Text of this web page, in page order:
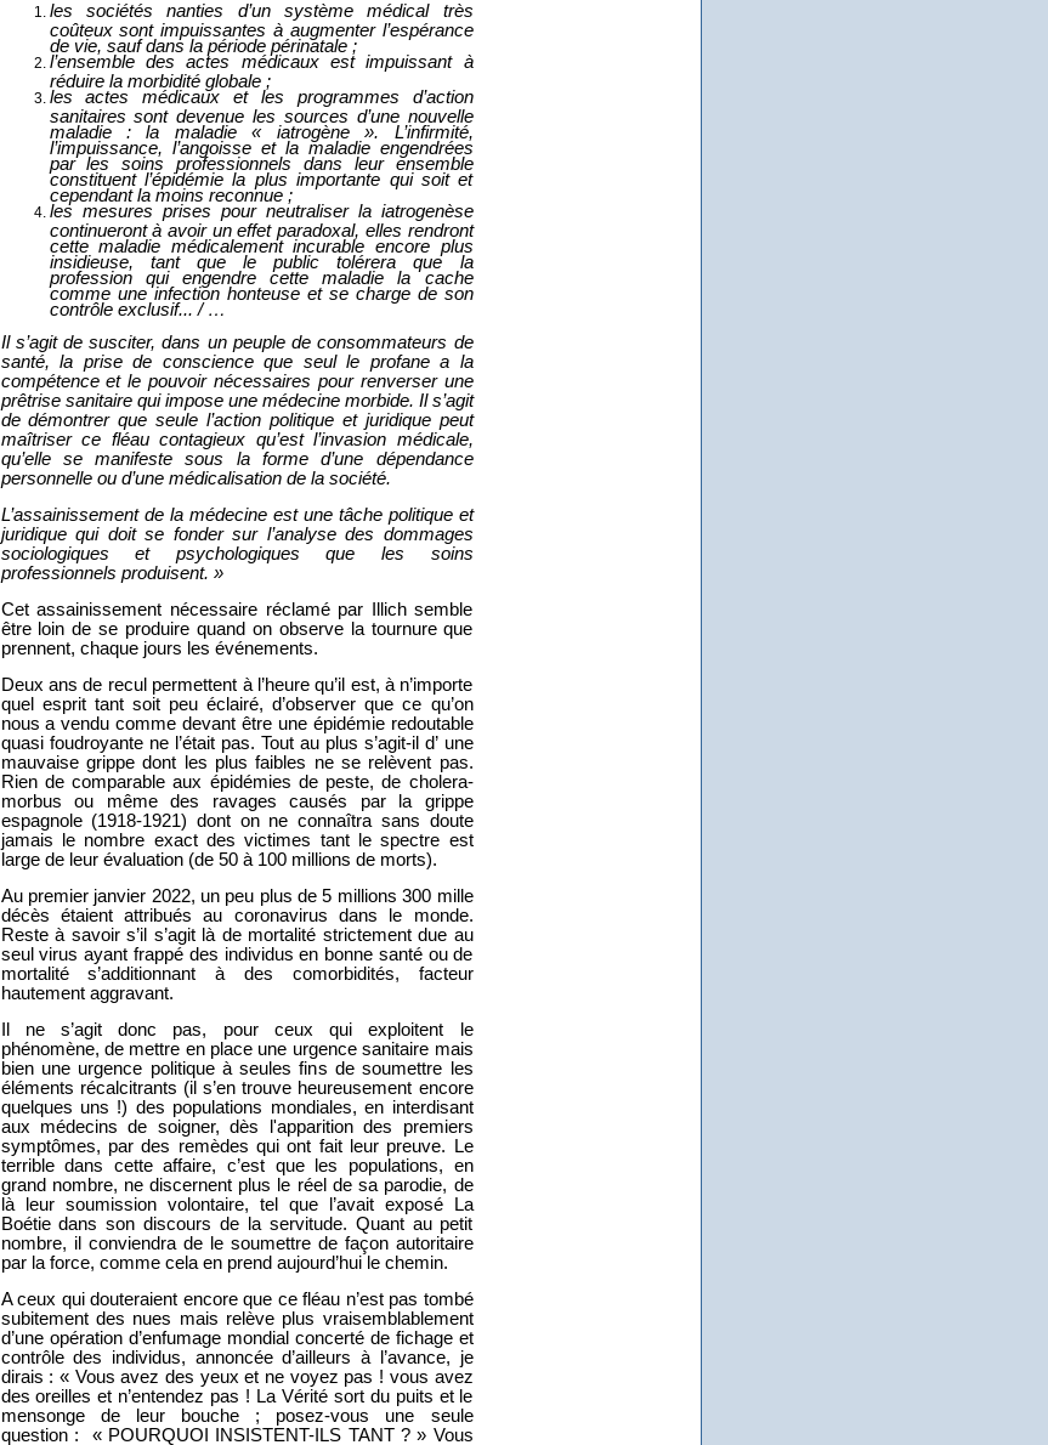
les sociétés nanties d’un système médical très
coûteux sont impuissantes à augmenter l’espérance
de vie, sauf dans la période périnatale ;
l’ensemble des actes médicaux est impuissant à
réduire la morbidité globale ;
les actes médicaux et les programmes d’action
sanitaires sont devenue les sources d’une nouvelle
maladie : la maladie « iatrogène ». L’infirmité,
l’impuissance, l’angoisse et la maladie engendrées
par les soins professionnels dans leur ensemble
constituent l’épidémie la plus importante qui soit et
cependant la moins reconnue ;
les mesures prises pour neutraliser la iatrogenèse
continueront à avoir un effet paradoxal, elles rendront
cette maladie médicalement incurable encore plus
insidieuse, tant que le public tolérera que la
profession qui engendre cette maladie la cache
comme une infection honteuse et se charge de son
contrôle exclusif... / …
Il s’agit de susciter, dans un peuple de consommateurs de
santé, la prise de conscience que seul le profane a la
compétence et le pouvoir nécessaires pour renverser une
prêtrise sanitaire qui impose une médecine morbide. Il s’agit
de démontrer que seule l’action politique et juridique peut
maîtriser ce fléau contagieux qu’est l’invasion médicale,
qu’elle se manifeste sous la forme d’une dépendance
personnelle ou d’une médicalisation de la société.
L’assainissement de la médecine est une tâche politique et
juridique qui doit se fonder sur l’analyse des dommages
sociologiques et psychologiques que les soins
professionnels produisent. »
Cet assainissement nécessaire réclamé par Illich semble
être loin de se produire quand on observe la tournure que
prennent, chaque jours les événements.
Deux ans de recul permettent à l’heure qu’il est, à n’importe
quel esprit tant soit peu éclairé, d’observer que ce qu’on
nous a vendu comme devant être une épidémie redoutable
quasi foudroyante ne l’était pas. Tout au plus s’agit-il d’ une
mauvaise grippe dont les plus faibles ne se relèvent pas.
Rien de comparable aux épidémies de peste, de cholera-
morbus ou même des ravages causés par la grippe
espagnole (1918-1921) dont on ne connaîtra sans doute
jamais le nombre exact des victimes tant le spectre est
large de leur évaluation (de 50 à 100 millions de morts).
Au premier janvier 2022, un peu plus de 5 millions 300 mille
décès étaient attribués au coronavirus dans le monde.
Reste à savoir s’il s’agit là de mortalité strictement due au
seul virus ayant frappé des individus en bonne santé ou de
mortalité s’additionnant à des comorbidités, facteur
hautement aggravant.
Il ne s’agit donc pas, pour ceux qui exploitent le
phénomène, de mettre en place une urgence sanitaire mais
bien une urgence politique à seules fins de soumettre les
éléments récalcitrants (il s’en trouve heureusement encore
quelques uns !) des populations mondiales, en interdisant
aux médecins de soigner, dès l'apparition des premiers
symptômes, par des remèdes qui ont fait leur preuve. Le
terrible dans cette affaire, c’est que les populations, en
grand nombre, ne discernent plus le réel de sa parodie, de
là leur soumission volontaire, tel que l’avait exposé La
Boétie dans son discours de la servitude. Quant au petit
nombre, il conviendra de le soumettre de façon autoritaire
par la force, comme cela en prend aujourd’hui le chemin.
A ceux qui douteraient encore que ce fléau n’est pas tombé
subitement des nues mais relève plus vraisemblablement
d’une opération d’enfumage mondial concerté de fichage et
contrôle des individus, annoncée d’ailleurs à l’avance, je
dirais : « Vous avez des yeux et ne voyez pas ! vous avez
des oreilles et n’entendez pas ! La Vérité sort du puits et le
mensonge de leur bouche ; posez-vous une seule
question : « POURQUOI INSISTENT-ILS TANT ? » Vous